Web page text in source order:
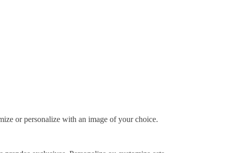
or personalize with an image of your choice.